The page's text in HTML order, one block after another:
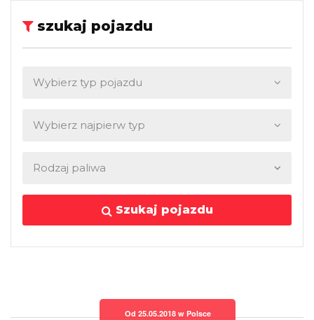
szukaj pojazdu
Szukaj pojazdu
Od 25.05.2018 w Polsce